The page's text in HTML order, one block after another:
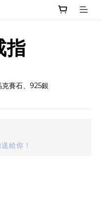
指
賽石、925銀
給你！